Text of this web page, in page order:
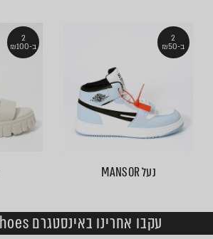
2
ב-₪50
נעל MANSOR
2
ב-₪100
עקבו אחרינו באינסטגרם scoopshoes@